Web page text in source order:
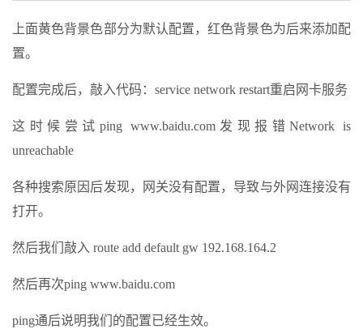
上面黄色背景色部分为默认配置，红色背景色为后来添加配
置。
配置完成后，敲入代码：service network restart重启网卡服务
这时候尝试ping www.baidu.com发现报错Network is
unreachable
各种搜索原因后发现，网关没有配置，导致与外网连接没有
打开。
然后我们敲入 route add default gw 192.168.164.2
然后再次ping www.baidu.com
ping通后说明我们的配置已经生效。